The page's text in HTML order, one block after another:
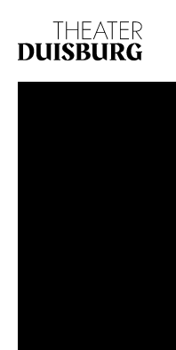
Zur Hauptnavigation springen
Zum Footer springen